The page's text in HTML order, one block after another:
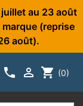
juillet au 23 août
(reprise
août).
  shopping_cart (0)